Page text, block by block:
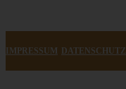
IMPRESSUM DATENSCHUTZ